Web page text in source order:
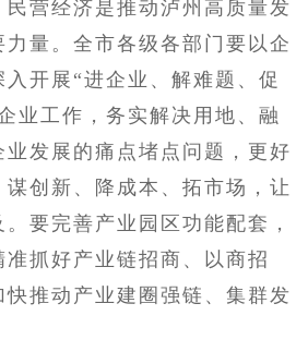
营经济是推动泸州高质量发
力量。全市各级各部门要以企
开展“进企业、解难题、促
业工作，务实解决用地、融
发展的痛点堵点问题，更好
创新、降成本、拓市场，让
要完善产业园区功能配套，
抓好产业链招商、以商招
推动产业建圈强链、集群发